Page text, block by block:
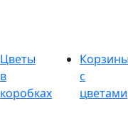
Цветы
в
коробках
с
цветами